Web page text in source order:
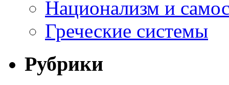
Национализм и
Греческие системы
Рубрики